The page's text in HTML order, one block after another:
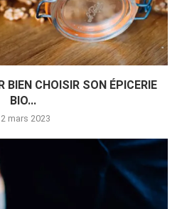
BIEN CHOISIR SON ÉPICERIE
BIO...
mars 2023